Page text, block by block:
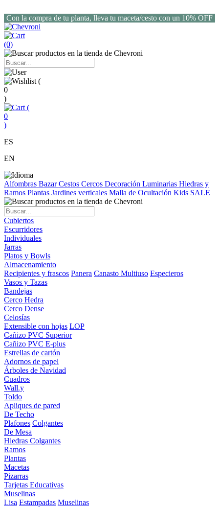
Con la compra de tu planta, lleva tu maceta/cesto con un 10% OFF
(0)
(
0
)
(
0
)
ES
EN
Alfombras BazarCestos Cercos Decoración Luminarias Hiedras y
Ramos Plantas Jardines verticales Malla de Ocultación Kids SALE
Cubiertos
Escurridores
Individuales
Jarras
Platos y Bowls
Almacenamiento
Recipientes y frascos Panera Canasto Multiuso Especieros
Vasos y Tazas
Bandejas
Cerco Hedra
Cerco Dense
Celosías
Extensible con hojas LOP
Cañizo PVC Superior
Cañizo PVC E-plus
Estrellas de cartón
Adornos de papel
Árboles de Navidad
Cuadros
Wall.y
Toldo
Apliques de pared
De Techo
Plafones Colgantes
De Mesa
Hiedras Colgantes
Ramos
Plantas
Macetas
Pizarras
Tarjetas Educativas
Muselinas
Lisa Estampadas Muselinas